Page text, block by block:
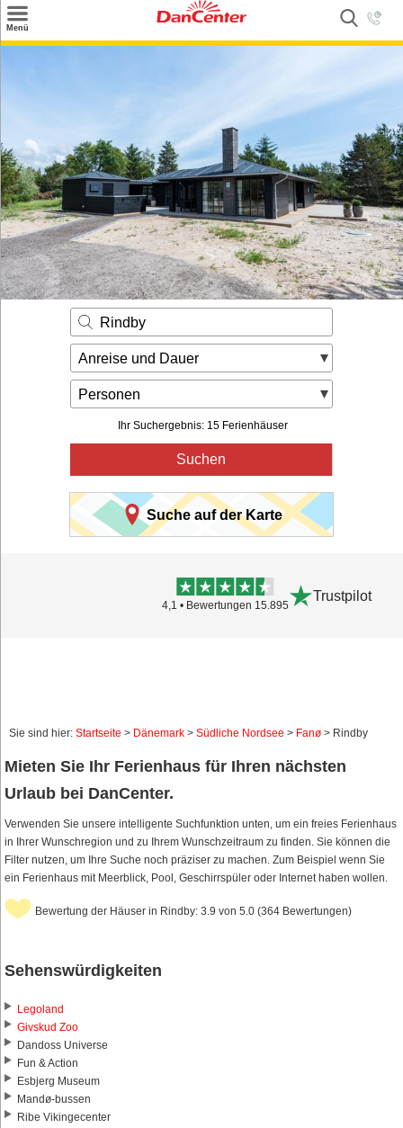
Menü
Angebote
Inspiration
Kontakt
Gut zu wissen
Login
Rindby
Anreise und Dauer
Personen
Ihr Suchergebnis: 15 Ferienhäuser
Suchen
Suche auf der Karte
4,1 • Bewertungen 15.895
Trustpilot
Sie sind hier: Startseite > Dänemark > Südliche Nordsee > Fanø > Rindby
Mieten Sie Ihr Ferienhaus für Ihren nächsten
Urlaub bei DanCenter.
Verwenden Sie unsere intelligente Suchfunktion unten, um ein freies Ferienhaus
in Ihrer Wunschregion und zu Ihrem Wunschzeitraum zu finden. Sie können die
Filter nutzen, um Ihre Suche noch präziser zu machen. Zum Beispiel wenn Sie
ein Ferienhaus mit Meerblick, Pool, Geschirrspüler oder Internet haben wollen.
Bewertung der Häuser in Rindby: 3.9 von 5.0 (364 Bewertungen)
Sehenswürdigkeiten
Legoland
Givskud Zoo
Dandoss Universe
Fun & Action
Esbjerg Museum
Mandø-bussen
Ribe Vikingecenter